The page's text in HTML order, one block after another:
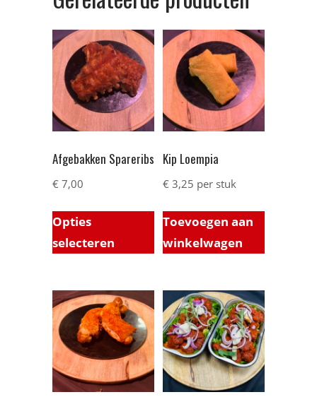
Afgebakken Spareribs
€ 7,00
Opties
selecteren
Kip Loempia
€ 3,25 per stuk
Toevoegen aan
winkelwagen